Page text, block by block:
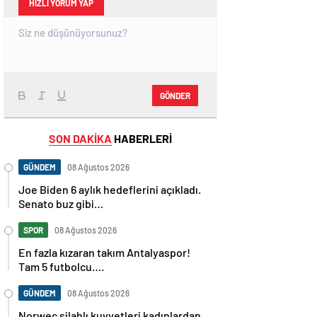
HIZLI YORUM YAP
GÖNDER
SON DAKİKA HABERLERİ
GÜNDEM 08 Ağustos 2026
Joe Biden 6 aylık hedeflerini açıkladı.
Senato buz gibi…
SPOR 08 Ağustos 2026
En fazla kızaran takım Antalyaspor!
Tam 5 futbolcu….
GÜNDEM 08 Ağustos 2026